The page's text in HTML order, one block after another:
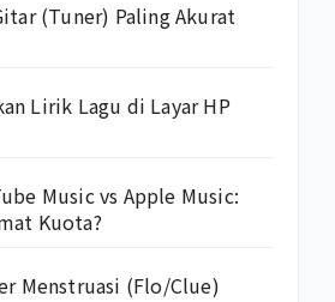
(Tuner) Paling Akurat
Lirik Lagu di Layar HP
Music vs Apple Music:
Kuota?
Menstruasi (Flo/Clue)